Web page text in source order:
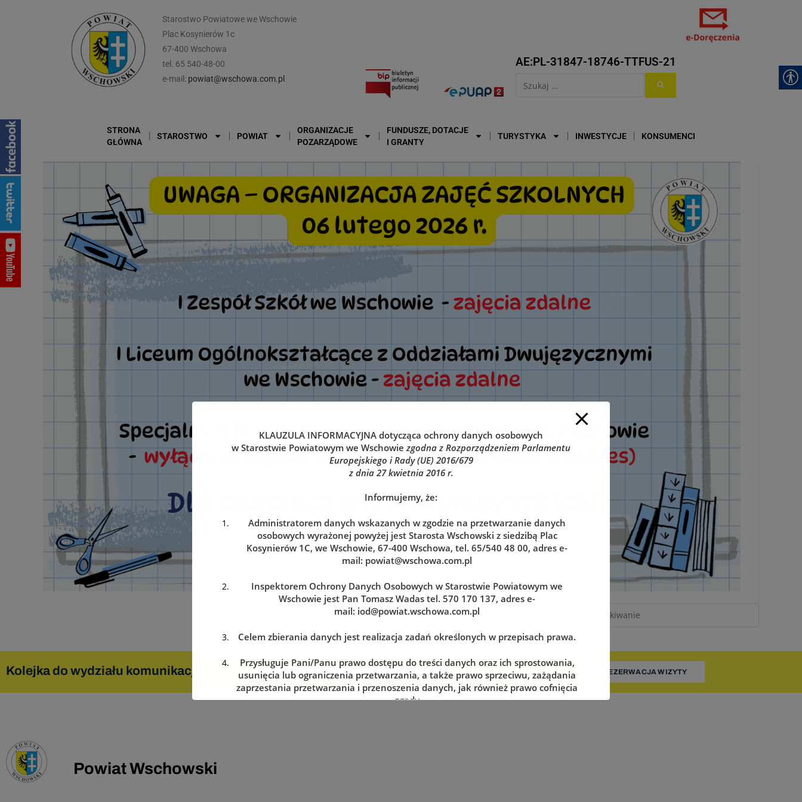
Starostwo Powiatowe we Wschowie
Plac Kosynierów 1c
67-400 Wschowa
tel. 65 540-48-00
e-mail: powiat@wschowa.com.pl
AE:PL-31847-18746-TTFUS-21
STRONA
GŁÓWNA
STAROSTWO POWIAT
ORGANIZACJE
POZARZĄDOWE
FUNDUSZE, DOTACJE
I GRANTY
TURYSTYKA INWESTYCJE KONSUMENCI
Kolejka do wydziału komunikacji Zarezerwuj wizytę w dogodnym dla siebie terminie REZERWACJA WIZYTY
Powiat Wschowski
KLAUZULA INFORMACYJNA dotycząca ochrony danych osobowych
w Starostwie Powiatowym we Wschowie zgodna z Rozporządzeniem Parlamentu
Europejskiego i Rady (UE) 2016/679
z dnia 27 kwietnia 2016 r.
Informujemy, że:
Administratorem danych wskazanych w zgodzie na przetwarzanie danych
osobowych wyrażonej powyżej jest Starosta Wschowski z siedzibą Plac
Kosynierów 1C, we Wschowie, 67-400 Wschowa, tel. 65/540 48 00, adres e-
mail: powiat@wschowa.com.pl
Inspektorem Ochrony Danych Osobowych w Starostwie Powiatowym we
Wschowie jest Pan Tomasz Wadas tel. 570 170 137, adres e-
mail: iod@powiat.wschowa.com.pl
Celem zbierania danych jest realizacja zadań określonych w przepisach prawa.
Przysługuje Pani/Panu prawo dostępu do treści danych oraz ich sprostowania,
usunięcia lub ograniczenia przetwarzania, a także prawo sprzeciwu, zażądania
zaprzestania przetwarzania i przenoszenia danych, jak również prawo cofnięcia
zgody